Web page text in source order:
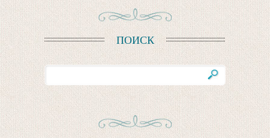
ПОИСК